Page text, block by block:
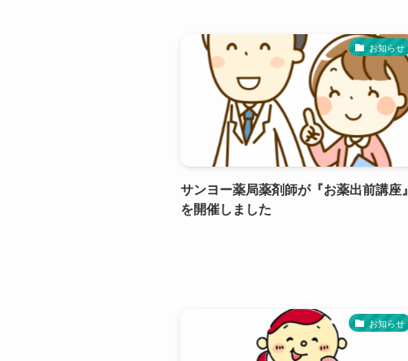
お知らせ
サンヨー薬局薬剤師が『お薬出前講座』
を開催しました
お知らせ